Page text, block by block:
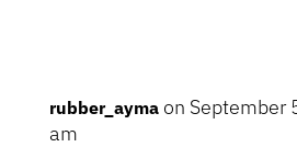
rubber_ayma on September
am